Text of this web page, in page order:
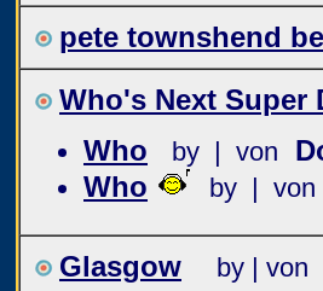
pete townshend
Who's Next Super
Who
by | von
Who by | von
Glasgow by | von